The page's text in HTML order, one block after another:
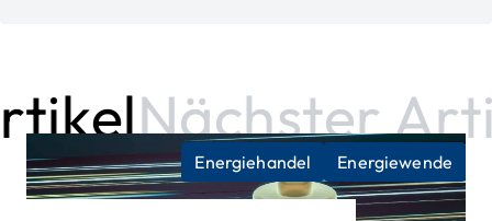
Nächster
Energiehandel Energiewende